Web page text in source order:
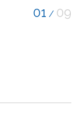
01 / 09